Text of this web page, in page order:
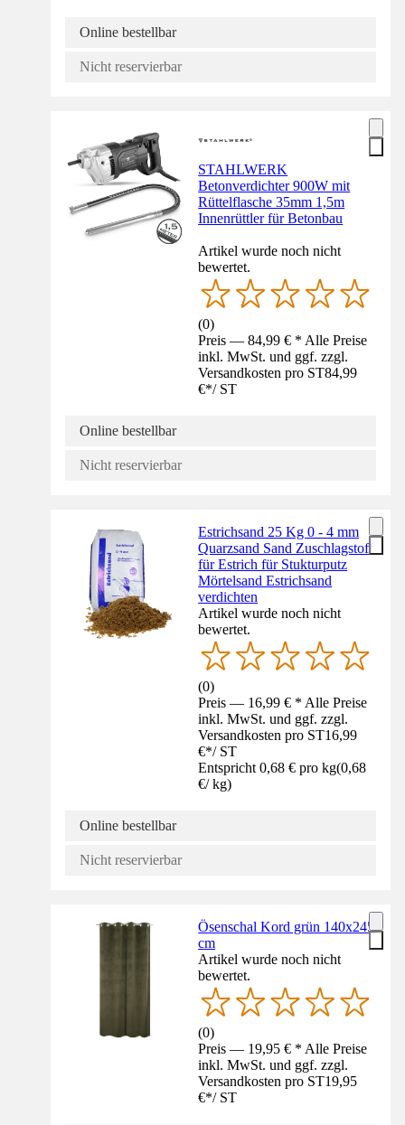
Online bestellbar
Nicht reservierbar
STAHLWERK
Betonverdichter 900W mit
Rüttelflasche 35mm 1,5m
Innenrüttler für Betonbau
Artikel wurde noch nicht
bewertet.
(0)
Preis — 84,99 € * Alle Preise
inkl. MwSt. und ggf. zzgl.
Versandkosten pro ST84,99
€*/ ST
Online bestellbar
Nicht reservierbar
Estrichsand 25 Kg 0 - 4 mm
Quarzsand Sand Zuschlagstoff
für Estrich für Stukturputz
Mörtelsand Estrichsand
verdichten
Artikel wurde noch nicht
bewertet.
(0)
Preis — 16,99 € * Alle Preise
inkl. MwSt. und ggf. zzgl.
Versandkosten pro ST16,99
€*/ ST
Entspricht 0,68 € pro kg(0,68
€/ kg)
Online bestellbar
Nicht reservierbar
Ösenschal Kord grün 140x245
cm
Artikel wurde noch nicht
bewertet.
(0)
Preis — 19,95 € * Alle Preise
inkl. MwSt. und ggf. zzgl.
Versandkosten pro ST19,95
€*/ ST